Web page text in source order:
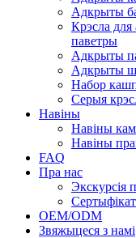
Адкрыты
Крэсла для
паветры
Адкрыты
Адкрыты
Набор
Серыя
Навіны
Навіны
Навіны
FAQ
Пра нас
Экскурсія
Сертыфікат
OEM/ODM
Звяжыцеся з намі